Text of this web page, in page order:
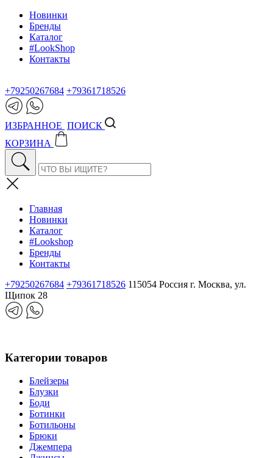
Новинки
Бренды
Каталог
#LookShop
Контакты
+79250267684 +79361718526
ИЗБРАННОЕ ПОИСК
КОРЗИНА
Главная
Новинки
Каталог
#Lookshop
Бренды
Контакты
+79250267684 +79361718526 115054 Россия г. Москва, ул.
Щипок 28
Категории товаров
Блейзеры
Блузки
Боди
Ботинки
Ботильоны
Брюки
Джемпера